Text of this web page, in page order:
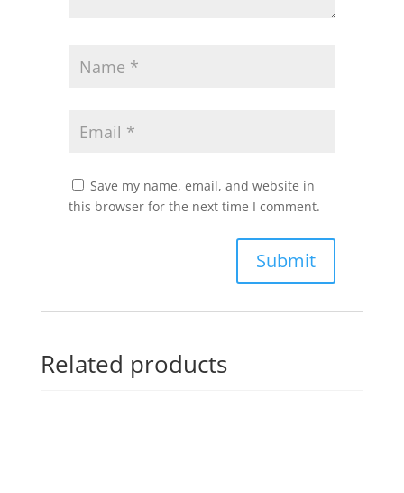
Save my name, email, and website in
this browser for the next time I comment.
Related products